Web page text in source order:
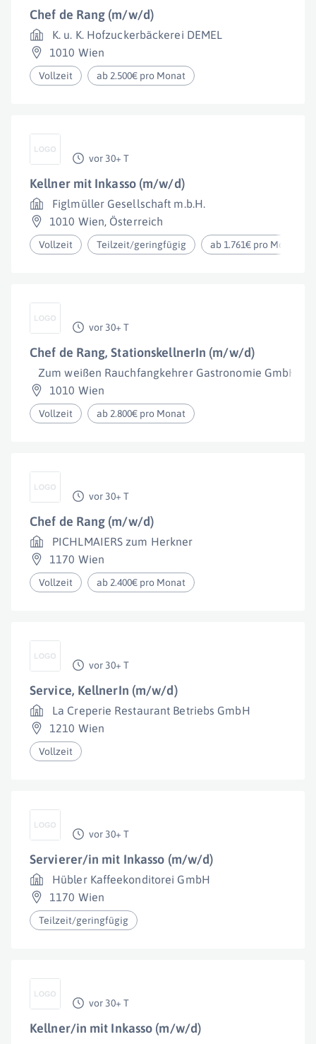
Chef de Rang (m/w/d)
K. u. K. Hofzuckerbäckerei DEMEL
1010 Wien
Vollzeit ab 2.500€ pro Monat
vor 30+ T
Kellner mit Inkasso (m/w/d)
Figlmüller Gesellschaft m.b.H.
1010 Wien, Österreich
Vollzeit Teilzeit/geringfügig ab 1.761€ pro Monat
vor 30+ T
Chef de Rang, StationskellnerIn (m/w/d)
Zum weißen Rauchfangkehrer Gastronomie GmbH
1010 Wien
Vollzeit ab 2.800€ pro Monat
vor 30+ T
Chef de Rang (m/w/d)
PICHLMAIERS zum Herkner
1170 Wien
Vollzeit ab 2.400€ pro Monat
vor 30+ T
Service, KellnerIn (m/w/d)
La Creperie Restaurant Betriebs GmbH
1210 Wien
Vollzeit
vor 30+ T
Servierer/in mit Inkasso (m/w/d)
Hübler Kaffeekonditorei GmbH
1170 Wien
Teilzeit/geringfügig
vor 30+ T
Kellner/in mit Inkasso (m/w/d)